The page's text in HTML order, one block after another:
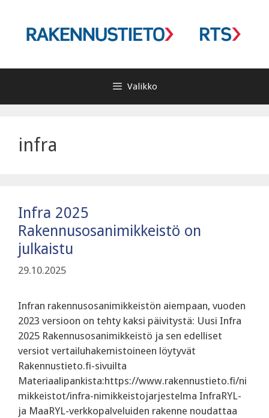
Valikko
infra
Infra 2025
Rakennusosanimikkeistö on
julkaistu
29.10.2025
Infran rakennusosanimikkeistön aiempaan, vuoden
2023 versioon on tehty kaksi päivitystä: Uusi Infra
2025 Rakennusosanimikkeistö ja sen edelliset
versiot vertailuhakemistoineen löytyvät
Rakennustieto.fi-sivuilta
Materiaalipankista:https://www.rakennustieto.fi/ni
mikkeistot/infra-nimikkeistojarjestelma InfraRYL-
ja MaaRYL-verkkopalveluiden rakenne noudattaa